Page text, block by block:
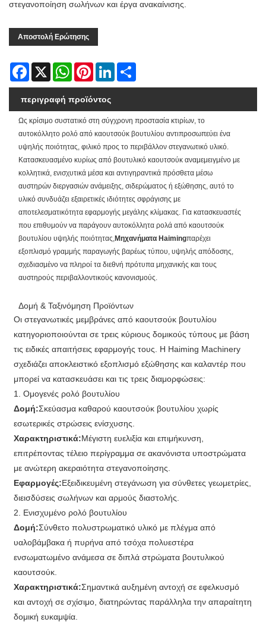
στεγανοποίηση σωλήνων και έργα ανακαίνισης.
Αποστολή Ερώτησης
Facebook
X WhatsAppPinterestLinkedIn
περιγραφή προϊόντος
Ως κρίσιμο συστατικό στη σύγχρονη προστασία κτιρίων, το
αυτοκόλλητο ρολό από καουτσούκ βουτυλίου αντιπροσωπεύει ένα
υψηλής ποιότητας, φιλικό προς το περιβάλλον στεγανωτικό υλικό.
Κατασκευασμένο κυρίως από βουτυλικό καουτσούκ αναμεμειγμένο με
κολλητικά, ενισχυτικά μέσα και αντιγηραντικά πρόσθετα μέσω
αυστηρών διεργασιών ανάμειξης, σιδερώματος ή εξώθησης, αυτό το
υλικό συνδυάζει εξαιρετικές ιδιότητες σφράγισης με
αποτελεσματικότητα εφαρμογής μεγάλης κλίμακας. Για κατασκευαστές
που επιθυμούν να παράγουν αυτοκόλλητα ρολά από καουτσούκ
βουτυλίου υψηλής ποιότητας,Μηχανήματα Haimingπαρέχει
εξοπλισμό γραμμής παραγωγής βαρέως τύπου, υψηλής απόδοσης,
σχεδιασμένο να πληροί τα διεθνή πρότυπα μηχανικής και τους
αυστηρούς περιβαλλοντικούς κανονισμούς.
Δομή & Ταξινόμηση Προϊόντων
Οι στεγανωτικές μεμβράνες από καουτσούκ βουτυλίου
κατηγοριοποιούνται σε τρεις κύριους δομικούς τύπους με βάση
τις ειδικές απαιτήσεις εφαρμογής τους. Η Haiming Machinery
σχεδιάζει αποκλειστικό εξοπλισμό εξώθησης και καλαντέρ που
μπορεί να κατασκευάσει και τις τρεις διαμορφώσεις:
1. Ομογενές ρολό βουτυλίου
Δομή:Σκεύασμα καθαρού καουτσούκ βουτυλίου χωρίς
εσωτερικές στρώσεις ενίσχυσης.
Χαρακτηριστικά:Μέγιστη ευελιξία και επιμήκυνση,
επιτρέποντας τέλειο περίγραμμα σε ακανόνιστα υποστρώματα
με ανώτερη ακεραιότητα στεγανοποίησης.
Εφαρμογές:Εξειδικευμένη στεγάνωση για σύνθετες γεωμετρίες,
διεισδύσεις σωλήνων και αρμούς διαστολής.
2. Ενισχυμένο ρολό βουτυλίου
Δομή:Σύνθετο πολυστρωματικό υλικό με πλέγμα από
υαλοβάμβακα ή πυρήνα από τσόχα πολυεστέρα
ενσωματωμένο ανάμεσα σε διπλά στρώματα βουτυλικού
καουτσούκ.
Χαρακτηριστικά:Σημαντικά αυξημένη αντοχή σε εφελκυσμό
και αντοχή σε σχίσιμο, διατηρώντας παράλληλα την απαραίτητη
δομική ευκαμψία.